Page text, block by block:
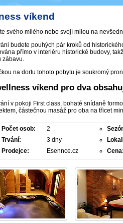
víkend
svého milého nebo svojí milou na
budete pouhých pár kroků od
přímo v interiéru historické budovy,
zábavu.
na dortu tohoto pobytu je soukromý
víkend pro dva
v pokoji First class, bohaté snídaně
částečnou masáž pro oba na třicet
Počet osob:
Trvání:
Prodejce:
2
3 dny
Esennce.cz
Cena: